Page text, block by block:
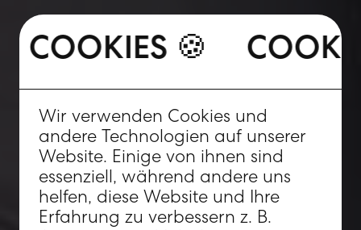
COOKIES 🍪
COOKIES 🍪
Wir verwenden Cookies und
andere Technologien auf unserer
Website. Einige von ihnen sind
essenziell, während andere uns
helfen, diese Website und Ihre
Erfahrung zu verbessern z. B.